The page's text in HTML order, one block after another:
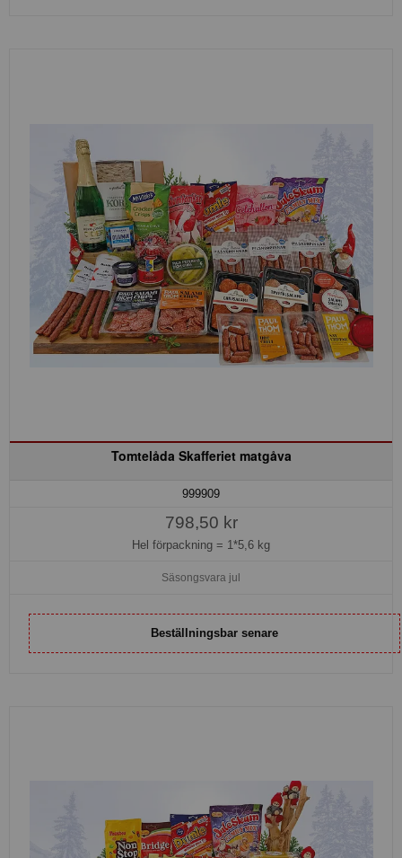
Tomtelåda Skafferiet matgåva
999909
798,50 kr
Hel förpackning = 1*5,6 kg
Säsongsvara jul
Beställningsbar senare